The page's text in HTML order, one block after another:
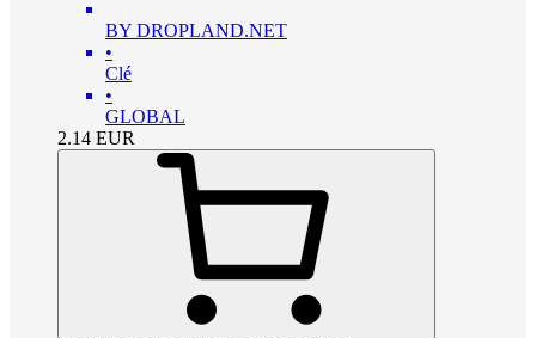
BY DROPLAND.NET
•
Clé
•
GLOBAL
2.14 EUR